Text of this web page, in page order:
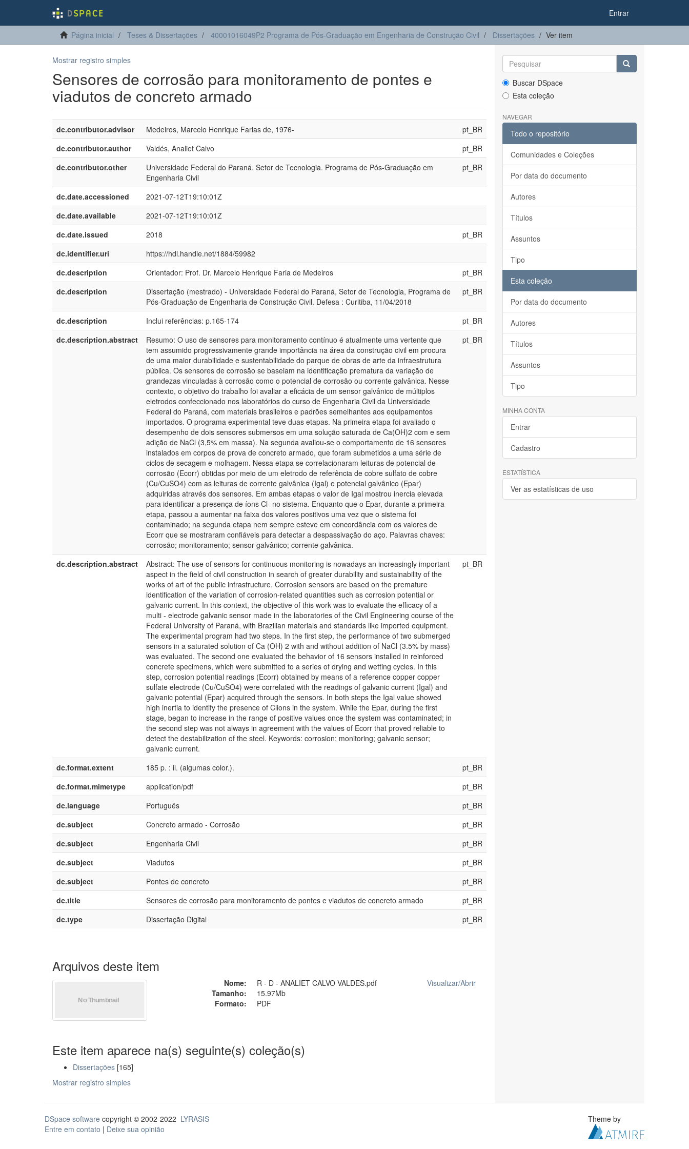
Entrar
Página inicial Teses & Dissertações 40001016049P2 Programa de Pós-Graduação em Engenharia de Construção Civil Dissertações Ver item
Mostrar registro simples
Sensores de corrosão para monitoramento de pontes e
viadutos de concreto armado
dc.contributor.advisor Medeiros, Marcelo Henrique Farias de, 1976-
pt_BR
dc.contributor.author
Valdés, Analiet Calvo
pt_BR
dc.contributor.other
Universidade Federal do Paraná. Setor de Tecnologia. Programa de Pós-Graduação em
Engenharia Civil
pt_BR
dc.date.accessioned
2021-07-12T19:10:01Z
dc.date.available
2021-07-12T19:10:01Z
dc.date.issued
2018
pt_BR
dc.identifier.uri
https://hdl.handle.net/1884/59982
dc.description
Orientador: Prof. Dr. Marcelo Henrique Faria de Medeiros
pt_BR
dc.description
Dissertação (mestrado) - Universidade Federal do Paraná, Setor de Tecnologia, Programa de
Pós-Graduação de Engenharia de Construção Civil. Defesa : Curitiba, 11/04/2018
pt_BR
dc.description Inclui referências: p.165-174
pt_BR
dc.description.abstract
Resumo: O uso de sensores para monitoramento contínuo é atualmente uma vertente que
tem assumido progressivamente grande importância na área da construção civil em procura
de uma maior durabilidade e sustentabilidade do parque de obras de arte da infraestrutura
pública. Os sensores de corrosão se baseiam na identificação prematura da variação de
grandezas vinculadas à corrosão como o potencial de corrosão ou corrente galvânica. Nesse
contexto, o objetivo do trabalho foi avaliar a eficácia de um sensor galvânico de múltiplos
eletrodos confeccionado nos laboratórios do curso de Engenharia Civil da Universidade
Federal do Paraná, com materiais brasileiros e padrões semelhantes aos equipamentos
importados. O programa experimental teve duas etapas. Na primeira etapa foi avaliado o
desempenho de dois sensores submersos em uma solução saturada de Ca(OH)2 com e sem
adição de NaCl (3,5% em massa). Na segunda avaliou-se o comportamento de 16 sensores
instalados em corpos de prova de concreto armado, que foram submetidos a uma série de
ciclos de secagem e molhagem. Nessa etapa se correlacionaram leituras de potencial de
corrosão (Ecorr) obtidas por meio de um eletrodo de referência de cobre sulfato de cobre
(Cu/CuSO4) com as leituras de corrente galvânica (Igal) e potencial galvânico (Epar)
adquiridas através dos sensores. Em ambas etapas o valor de Igal mostrou inercia elevada
para identificar a presença de íons Cl- no sistema. Enquanto que o Epar, durante a primeira
etapa, passou a aumentar na faixa dos valores positivos uma vez que o sistema foi
contaminado; na segunda etapa nem sempre esteve em concordância com os valores de
Ecorr que se mostraram confiáveis para detectar a despassivação do aço. Palavras chaves:
corrosão; monitoramento; sensor galvânico; corrente galvânica.
pt_BR
dc.description.abstract
Abstract: The use of sensors for continuous monitoring is nowadays an increasingly important
aspect in the field of civil construction in search of greater durability and sustainability of the
works of art of the public infrastructure. Corrosion sensors are based on the premature
identification of the variation of corrosion-related quantities such as corrosion potential or
galvanic current. In this context, the objective of this work was to evaluate the efficacy of a
multi - electrode galvanic sensor made in the laboratories of the Civil Engineering course of the
Federal University of Paraná, with Brazilian materials and standards like imported equipment.
The experimental program had two steps. In the first step, the performance of two submerged
sensors in a saturated solution of Ca (OH) 2 with and without addition of NaCl (3.5% by mass)
was evaluated. The second one evaluated the behavior of 16 sensors installed in reinforced
concrete specimens, which were submitted to a series of drying and wetting cycles. In this
step, corrosion potential readings (Ecorr) obtained by means of a reference copper copper
sulfate electrode (Cu/CuSO4) were correlated with the readings of galvanic current (Igal) and
galvanic potential (Epar) acquired through the sensors. In both steps the Igal value showed
high inertia to identify the presence of Clions in the system. While the Epar, during the first
stage, began to increase in the range of positive values once the system was contaminated; in
the second step was not always in agreement with the values of Ecorr that proved reliable to
detect the destabilization of the steel. Keywords: corrosion; monitoring; galvanic sensor;
galvanic current.
pt_BR
dc.format.extent 185 p. : il. (algumas color.).
pt_BR
dc.format.mimetype
application/pdf
pt_BR
dc.language
Português
pt_BR
dc.subject
Concreto armado - Corrosão
pt_BR
dc.subject
Engenharia Civil
pt_BR
dc.subject
Viadutos
pt_BR
dc.subject
Pontes de concreto
pt_BR
dc.title
Sensores de corrosão para monitoramento de pontes e viadutos de concreto armado
pt_BR
dc.type
Dissertação Digital pt_BR
Arquivos deste item
Nome:
R - D - ANALIET CALVO VALDES.pdf
Tamanho:
15.97Mb
Formato:
PDF
Visualizar/Abrir
Este item aparece na(s) seguinte(s) coleção(s)
Dissertações [165]
Mostrar registro simples
Buscar DSpace
Esta coleção
NAVEGAR
Todo o repositório
Comunidades e Coleções
Por data do documento
Autores
Títulos
Assuntos
Tipo
Esta coleção
Por data do documento
Autores
Títulos
Assuntos
Tipo
MINHA CONTA
Entrar
Cadastro
ESTATÍSTICA
Ver as estatísticas de uso
DSpace software copyright © 2002-2022 LYRASIS
Entre em contato | Deixe sua opinião
Theme by